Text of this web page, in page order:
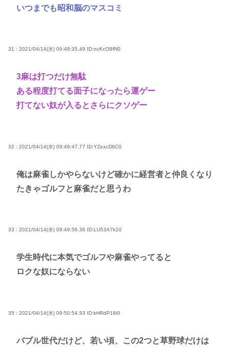
いつまでも昭和脳のマスコミ
31 : 2021/04/14(水) 09:48:35.49 ID:ncKcO8fN0
3麻は打つだけ無駄
ある程度打てる面子になったら運ゲー
打てない奴が入るとさらにクソゲー
32 : 2021/04/14(水) 09:49:47.77 ID:YZexcD6C0
俺は麻雀しかやらないけど確かに経営者と仲良くなり
たきゃゴルフと麻雀だと思うわ
33 : 2021/04/14(水) 09:49:56.36 ID:LU53A7k10
学生時代に本気でゴルフや麻雀やってると
ロクな奴にならない
35 : 2021/04/14(水) 09:50:54.93 ID:kHRdP18i0
バブル世代だけど、若い頃、この2つと草野球だけは